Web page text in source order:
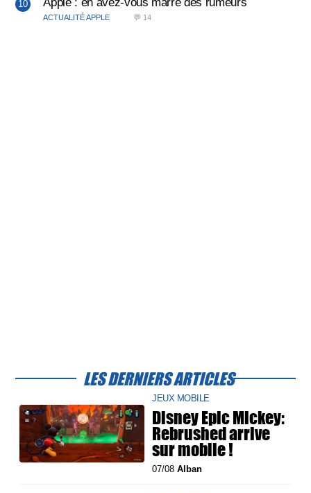
ACTUALITÉ APPLE 💬 14
LES DERNIERS ARTICLES
JEUX MOBILE
Disney Epic Mickey:
Rebrushed arrive
sur mobile !
07/08Alban